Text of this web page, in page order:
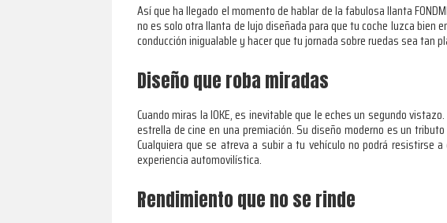
Así que ha llegado el momento de hablar de la fabulosa llanta
no es solo otra llanta de lujo diseñada para que tu coche luzca bien
conducción inigualable y hacer que tu jornada sobre ruedas sea tan
Diseño que roba miradas
Cuando miras la IOKE, es inevitable que le eches un segundo
estrella de cine en una premiación. Su diseño moderno es un
Cualquiera que se atreva a subir a tu vehículo no podrá resistirse
experiencia automovilística.
Rendimiento que no se rinde